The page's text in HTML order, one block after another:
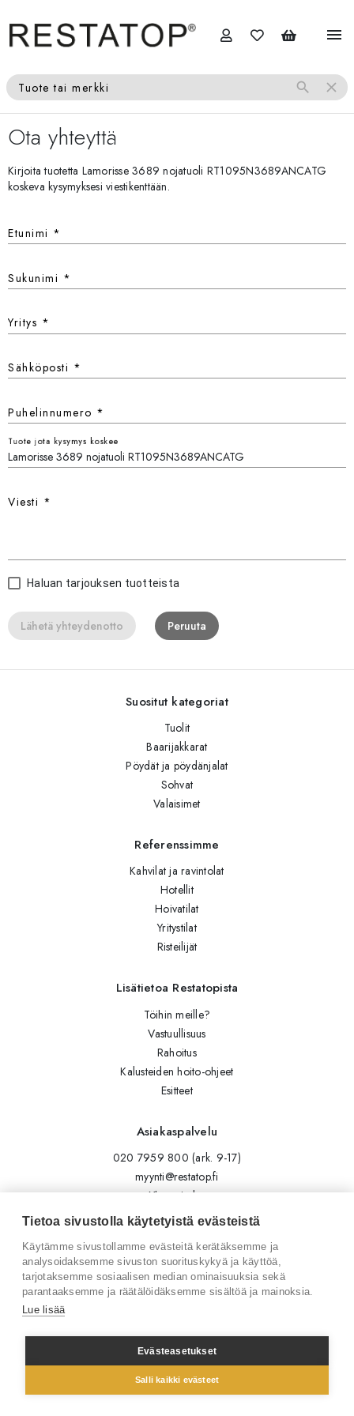
menu
Tuote tai merkki search close
Ota yhteyttä
Kirjoita tuotetta Lamorisse 3689 nojatuoli RT1095N3689ANCATG
koskeva kysymyksesi viestikenttään.
Etunimi *
Sukunimi *
Yritys *
Sähköposti *
Puhelinnumero *
Tuote jota kysymys koskee
Viesti *
Haluan tarjouksen tuotteista
Lähetä yhteydenotto Peruuta
Suositut kategoriat
Tuolit
Baarijakkarat
Pöydät ja pöydänjalat
Sohvat
Valaisimet
Referenssimme
Kahvilat ja ravintolat
Hotellit
Hoivatilat
Yritystilat
Risteilijät
Lisätietoa Restatopista
Töihin meille?
Vastuullisuus
Rahoitus
Kalusteiden hoito-ohjeet
Esitteet
Asiakaspalvelu
020 7959 800 (ark. 9-17)
myynti@restatop.fi
Yhteystiedot
Lähetä viesti
Seuraa meitä
Tilaa uutiskirje
Facebook
© 2026 Restatop Oy
Tietoa sivustolla käytetyistä evästeistä
Käytämme sivustollamme evästeitä kerätäksemme ja
analysoidaksemme sivuston suorituskykyä ja käyttöä,
tarjotaksemme sosiaalisen median ominaisuuksia sekä
parantaaksemme ja räätälöidäksemme sisältöä ja mainoksia.
Lue lisää
Evästeasetukset
Salli kaikki evästeet